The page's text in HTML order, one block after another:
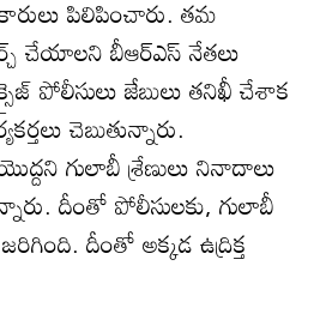
పిలిపించారు. తమ
చేయాలని బీఆర్ఎస్ నేతలు
పోలీసులు జేబులు తనిఖీ చేశాక
చెబుతున్నారు.
గులాబీ శ్రేణులు నినాదాలు
దీంతో పోలీసులకు, గులాబీ
దీంతో అక్కడ ఉద్రిక్త